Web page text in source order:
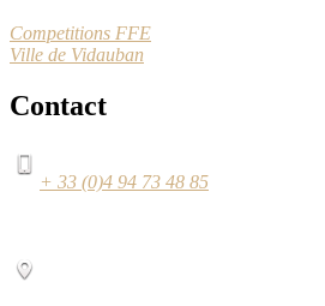
Competitions FFE
Ville de Vidauban
Contact
+ 33 (0)4 94 73 48 85